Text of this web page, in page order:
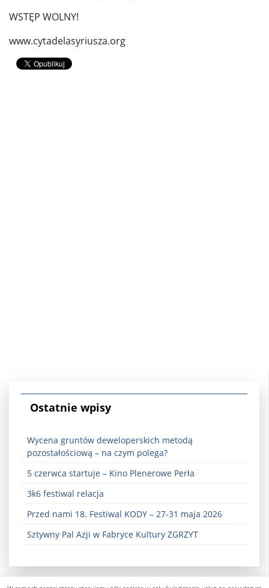
WSTĘP WOLNY!
www.cytadelasyriusza.org
Ostatnie wpisy
Wycena gruntów deweloperskich metodą
pozostałościową – na czym polega?
5 czerwca startuje – Kino Plenerowe Perła
3k6 festiwal relacja
Przed nami 18. Festiwal KODY – 27-31 maja 2026
Sztywny Pal Azji w Fabryce Kultury ZGRZYT